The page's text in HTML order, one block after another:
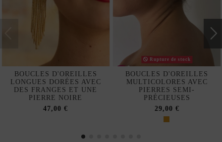
BOUCLES D'OREILLES
LONGUES DORÉES AVEC
DES FRANGES ET UNE
PIERRE NOIRE
47,00 €
Rupture de stock
BOUCLES D'OREILLES
MULTICOLORES AVEC
PIERRES SEMI-
PRÉCIEUSES
29,00 €